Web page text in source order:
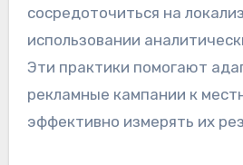
сосредоточиться на
использовании
Эти практики помогают
рекламные кампании к
эффективно измерять их